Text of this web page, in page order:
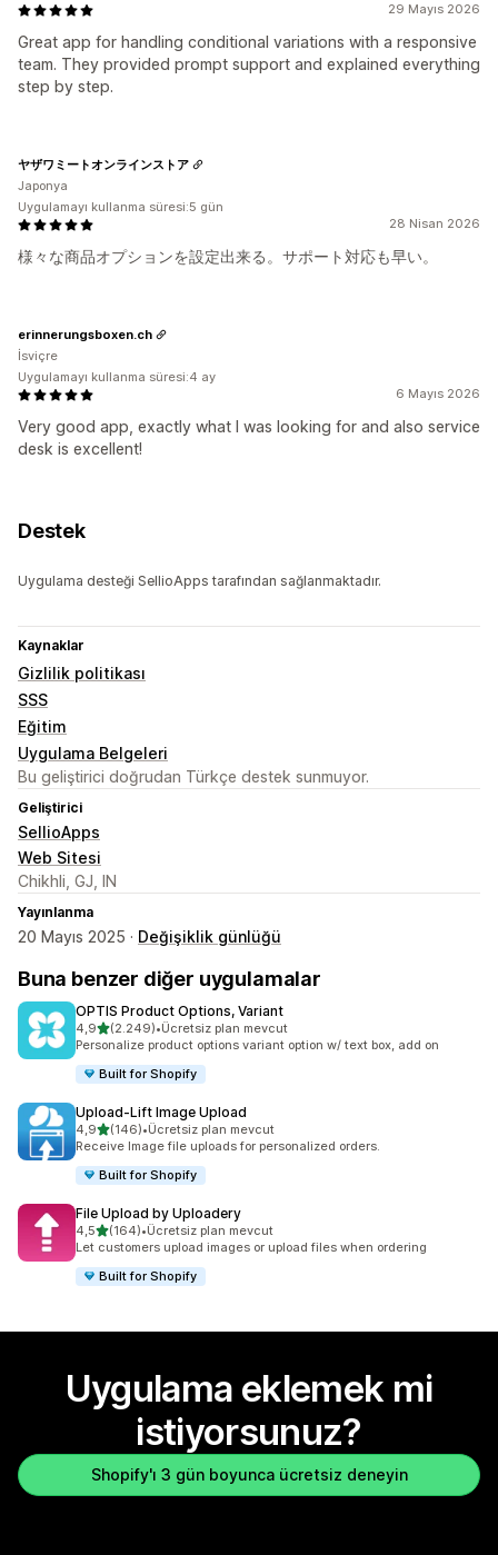
29 Mayıs 2026
Great app for handling conditional variations with a responsive
team. They provided prompt support and explained everything
step by step.
28 Nisan 2026
様々な商品オプションを設定出来る。サポート対応も早い。
ヤザワミートオンラインストア
Japonya
Uygulamayı kullanma süresi:5 gün
6 Mayıs 2026
Very good app, exactly what I was looking for and also service
desk is excellent!
erinnerungsboxen.ch
İsviçre
Uygulamayı kullanma süresi:4 ay
Destek
Uygulama desteği SellioApps tarafından sağlanmaktadır.
Kaynaklar
Gizlilik politikası
SSS
Eğitim
Uygulama Belgeleri
Bu geliştirici doğrudan Türkçe destek sunmuyor.
Geliştirici
SellioApps
Web Sitesi
Chikhli, GJ, IN
Yayınlanma
20 Mayıs 2025 · Değişiklik günlüğü
Buna benzer diğer uygulamalar
OPTIS Product Options, Variant
4,95 yıldız üzerinden
(2.249)
toplam 2249 değerlendirme
•Ücretsiz plan mevcut
Personalize product options variant option w/ text box, add on
Built for Shopify
Upload‑Lift Image Upload
4,95 yıldız üzerinden
(146)
toplam 146 değerlendirme
•Ücretsiz plan mevcut
Receive Image file uploads for personalized orders.
Built for Shopify
File Upload by Uploadery
4,55 yıldız üzerinden
(164)
toplam 164 değerlendirme
•Ücretsiz plan mevcut
Let customers upload images or upload files when ordering
Built for Shopify
Uygulama eklemek mi
istiyorsunuz?
Shopify'ı 3 gün boyunca ücretsiz deneyin